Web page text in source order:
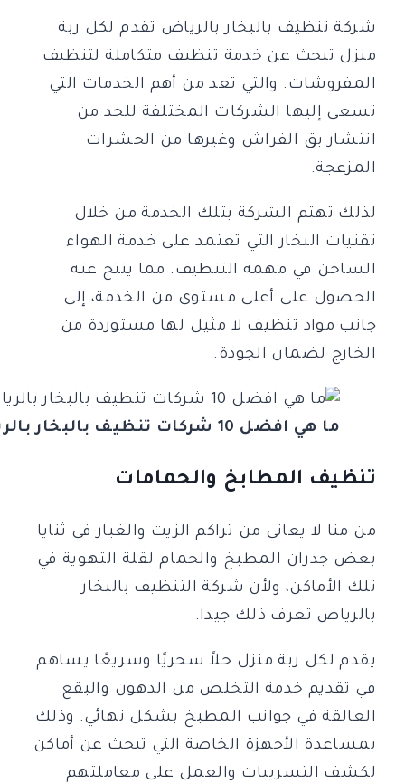
شركة تنظيف بالبخار بالرياض تقدم لكل ربة
منزل تبحث عن خدمة تنظيف متكاملة لتنظيف
المفروشات. والتي تعد من أهم الخدمات التي
تسعى إليها الشركات المختلفة للحد من
انتشار بق الفراش وغيرها من الحشرات
المزعجة.
لذلك تهتم الشركة بتلك الخدمة من خلال
تقنيات البخار التي تعتمد على خدمة الهواء
الساخن في مهمة التنظيف. مما ينتج عنه
الحصول على أعلى مستوى من الخدمة، إلى
جانب مواد تنظيف لا مثيل لها مستوردة من
الخارج لضمان الجودة.
ما هي افضل 10 شركات تنظيف بالبخار بالرياض
تنظيف المطابخ والحمامات
من منا لا يعاني من تراكم الزيت والغبار في ثنايا
بعض جدران المطبخ والحمام لقلة التهوية في
تلك الأماكن، ولأن شركة التنظيف بالبخار
بالرياض تعرف ذلك جيدا.
يقدم لكل ربة منزل حلاً سحريًا وسريعًا يساهم
في تقديم خدمة التخلص من الدهون والبقع
العالقة في جوانب المطبخ بشكل نهائي. وذلك
بمساعدة الأجهزة الخاصة التي تبحث عن أماكن
لكشف التسريبات والعمل على معاملتهم